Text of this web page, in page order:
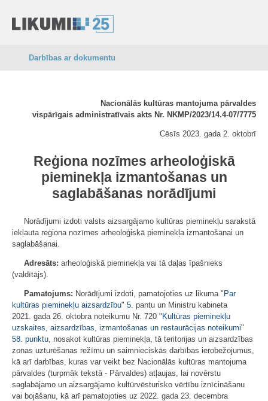
Darbības ar dokumentu
Nacionālās kultūras mantojuma pārvaldes
vispārīgais administratīvais akts Nr. NKMP/2023/14.4-07/7775
Cēsīs 2023. gada 2. oktobrī
Reģiona nozīmes arheoloģiskā
pieminekļa izmantošanas un
saglabāšanas norādījumi
Norādījumi izdoti valsts aizsargājamo kultūras pieminekļu sarakstā
iekļauta reģiona nozīmes arheoloģiskā pieminekļa izmantošanai un
saglabāšanai.
Adresāts: arheoloģiskā pieminekļa vai tā daļas īpašnieks
(valdītājs).
Pamatojums: Norādījumi izdoti, pamatojoties uz likuma " Par
kultūras pieminekļu aizsardzību" 5. pantu un Ministru kabineta
2021. gada 26. oktobra noteikumu Nr. 720 " Kultūras pieminekļu
uzskaites, aizsardzības, izmantošanas un restaurācijas noteikumi"
58. punktu, nosakot kultūras pieminekļa, tā teritorijas un aizsardzības
zonas uzturēšanas režīmu un saimnieciskās darbības ierobežojumus,
kā arī darbības, kuras var veikt bez Nacionālās kultūras mantojuma
pārvaldes (turpmāk tekstā - Pārvaldes) atļaujas, lai novērstu
saglabājamo un aizsargājamo kultūrvēsturisko vērtību iznīcināšanu
vai bojāšanu, kā arī pamatojoties uz 2022. gada 23. decembra